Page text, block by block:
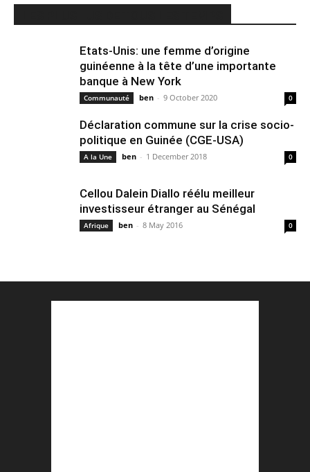
Etats-Unis: une femme d’origine
guinéenne à la tête d’une importante
banque à New York
Communauté ben - 9 October 2020 0
Déclaration commune sur la crise socio-
politique en Guinée (CGE-USA)
A la Une ben - 1 December 2018 0
Cellou Dalein Diallo réélu meilleur
investisseur étranger au Sénégal
Afrique ben - 8 May 2016 0